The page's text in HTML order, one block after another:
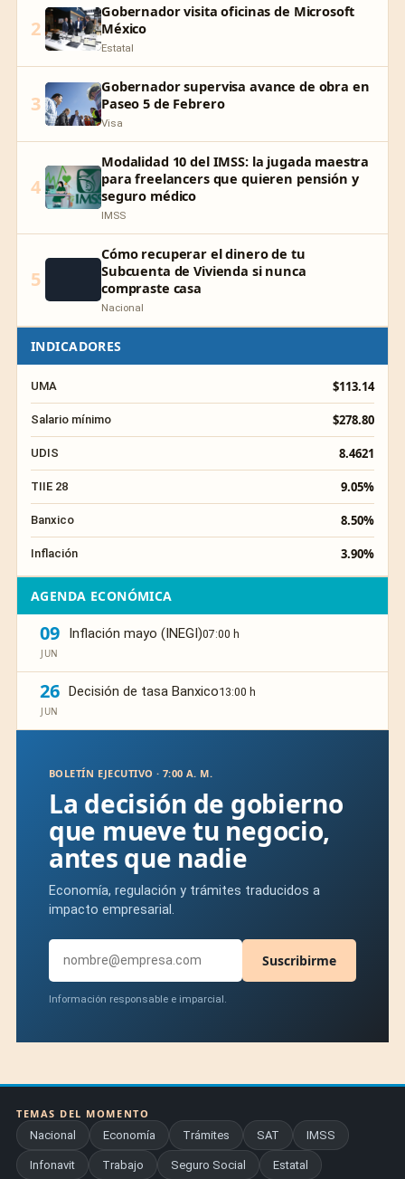
2
Gobernador visita oficinas de Microsoft
México
Estatal
3
Gobernador supervisa avance de obra en
Paseo 5 de Febrero
Visa
4
Modalidad 10 del IMSS: la jugada maestra
para freelancers que quieren pensión y
seguro médico
IMSS
5
Cómo recuperar el dinero de tu
Subcuenta de Vivienda si nunca
compraste casa
Nacional
INDICADORES
UMA $113.14
Salario mínimo $278.80
UDIS 8.4621
TIIE 28 9.05%
Banxico 8.50%
Inflación 3.90%
AGENDA ECONÓMICA
09
JUN
Inflación mayo (INEGI)07:00 h
26
JUN
Decisión de tasa Banxico13:00 h
BOLETÍN EJECUTIVO · 7:00 A. M.
La decisión de gobierno
que mueve tu negocio,
antes que nadie
Economía, regulación y trámites traducidos a
impacto empresarial.
Suscribirme
Información responsable e imparcial.
TEMAS DEL MOMENTO
Nacional
Economía Trámites SAT IMSS
Infonavit Trabajo Seguro Social Estatal